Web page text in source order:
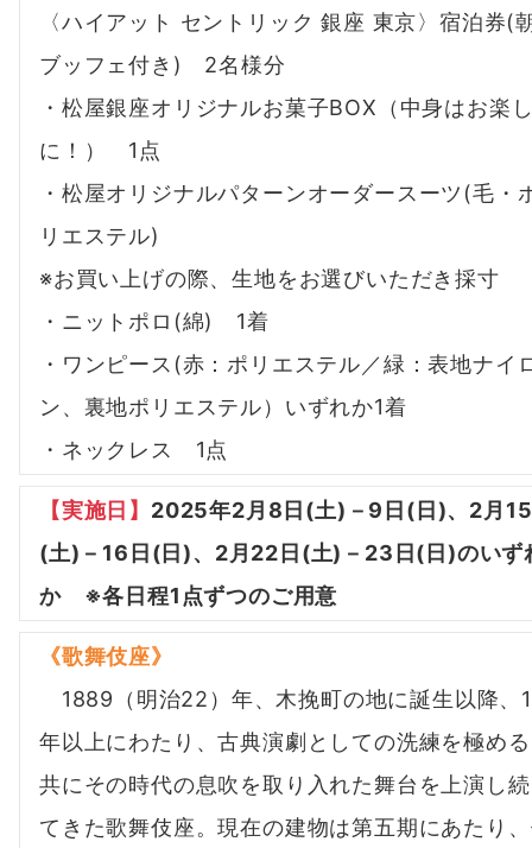
〈ハイアット セントリック 銀座 東京〉宿泊券(
ブッフェ付き) 2名様分
・松屋銀座オリジナルお菓子BOX（中身はお楽
に！） 1点
・松屋オリジナルパターンオーダースーツ(毛・
リエステル)
※お買い上げの際、生地をお選びいただき採寸
・ニットポロ(綿) 1着
・ワンピース(赤：ポリエステル／緑：表地ナイ
ン、裏地ポリエステル）いずれか1着
・ネックレス 1点
【実施日 】 2025年2月8日(土)－9日(日)、2月
(土)－16日(日)、2月22日(土)－23日(日)のいず
か
※各日程1点ずつのご用意
《歌舞伎座》
1889（明治22）年、木挽町の地に誕生以降、
年以上にわたり、古典演劇としての洗練を極め
共にその時代の息吹を取り入れた舞台を上演し
てきた歌舞伎座。現在の建物は第五期にあたり